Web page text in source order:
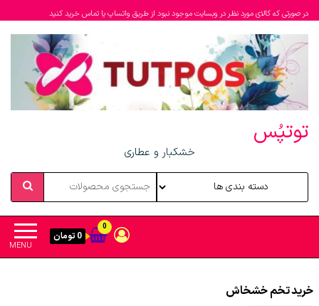
در صورتی که کالای مورد نظر در وبسایت موجود نبود از طریق واتساپ یا تماس خرید کنید
توتپُس
خشکبار و عطاری
MENU
0
0 تومان
خرید تخم خشخاش